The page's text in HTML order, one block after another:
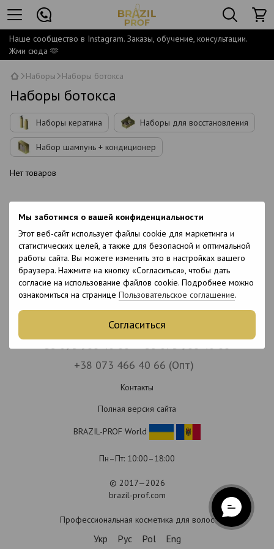
Мы заботимся о вашей конфиденциальности
Этот веб-сайт использует файлы cookie для маркетинга и
статистических целей, а также для безопасной и оптимальной
работы сайта. Вы можете изменить это в настройках вашего
браузера. Нажмите на кнопку «Согласиться», чтобы дать
согласие на использование файлов cookie. Подробнее можно
ознакомиться на странице Пользовательское соглашение.
Согласиться
Наше сообщество в Instagram. Заказы, обучение, консультации.
Жми сюда 🫶
Наборы Наборы ботокса
Наборы ботокса
Наборы кератина Наборы для восстановления
Набор шампунь + кондиционер
Нет товаров
+38 093 966 40 66
+38 073 966 40 66
+38 073 466 40 66 (Опт)
Контакты
Полная версия сайта
BRAZIL-PROF World
Пн–Пт: 10:00–18:00
© 2017—2026
brazil-prof.com
Профессиональная косметика для волос
Укр Рус Pol Eng